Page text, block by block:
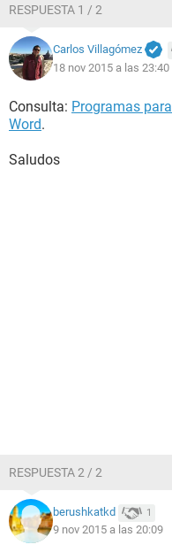
RESPUESTA 1 / 2
Carlos Villagómez
18 nov 2015 a las 23:40
Consulta: Programas
Word.
Saludos
RESPUESTA 2 / 2
berushkatkd 1
9 nov 2015 a las 20:09